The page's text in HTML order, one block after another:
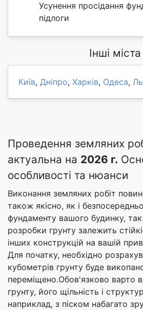
Усунення просідання
підлоги
Інші міста
Київ, Дніпро, Харків, Одеса,
Проведення земляних
актуальна на 2026 г.
особливості та нюанси
Виконання земляних робіт
також якісно, як і
фундаменту вашого будинку, так
розробки грунту залежить
інших конструкцій на вашій
Для початку, необхідно
кубометрів грунту буде
переміщено.Обов'язково варто
грунту, його щільність і
наприклад, з піском набагато